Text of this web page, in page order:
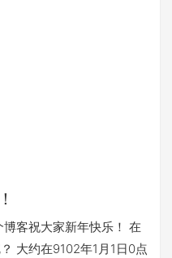
客祝大家新年快乐！ 在
大约在9102年1月1日0点